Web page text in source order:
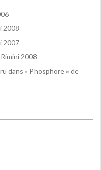
2008
2007
2008
dans « Phosphore » de